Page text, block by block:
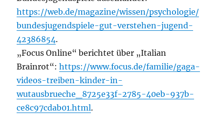
https://web.de/magazine/wissen/psychologie/
bundesjugendspiele-gut-verstehen-jugend-
42386854.
„Focus Online“ berichtet über „Italian
Brainrot“:https://www.focus.de/familie/gaga-
videos-treiben-kinder-in-
wutausbrueche_8725e33f-2785-40eb-937b-
ce8c97cdab01.html.